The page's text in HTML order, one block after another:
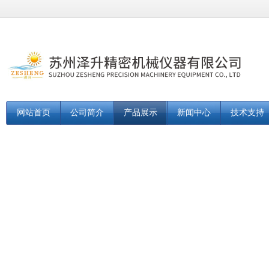
网站首页 公司简介 产品展示 新闻中心 技术支持